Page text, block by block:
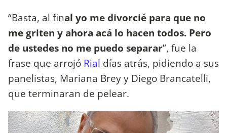
“Basta, al final yo me divorcié para que no
me griten y ahora acá lo hacen todos. Pero
de ustedes no me puedo separar”, fue la
frase que arrojó Rial días atrás, pidiendo a sus
panelistas, Mariana Brey y Diego Brancatelli,
que terminaran de pelear.